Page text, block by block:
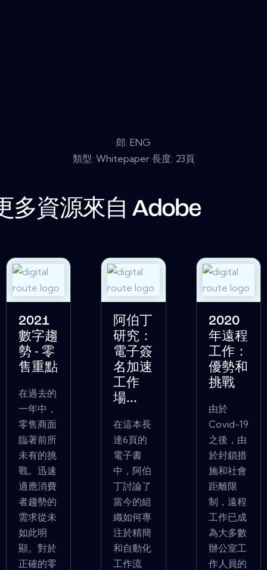
郎: ENG
類型: Whitepaper 長度: 23頁
多資源來自 Adobe
2021
數字趨
勢 - 零
售重點
在過去的
一年中，
零售商面
臨著前所
未有的挑
戰。迅速
適應消費
者趨勢的
需求從未
如此明
顯。對於
正確的零
阿伯丁
研究：
電子簽
名加速
工作
場...
在這本長
達6頁的
電子書
中，阿伯
丁討論了
當今的組
織如何專
注於精簡
和自動化
工作流
2020
年遠程
工作：
優勢和
挑戰
由於
Covid-19
之後，由
於封鎖措
施和社會
距離限
制，遠程
工作已成
為大多數
辦公室工
作人員的